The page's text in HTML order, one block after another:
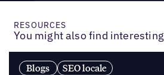
RESOURCES
You might also find interesting
Blogs SEO locale